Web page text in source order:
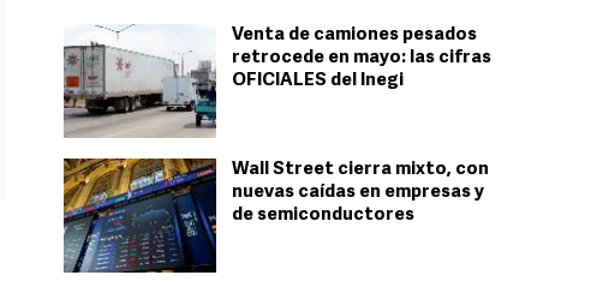
Venta de camiones pesados
retrocede en mayo: las cifras
OFICIALES del Inegi
Wall Street cierra mixto, con
nuevas caídas en empresas y
de semiconductores